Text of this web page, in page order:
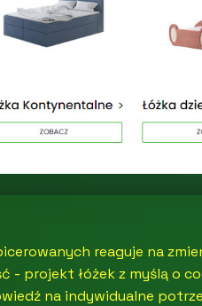
reaguje na
- projekt łóżek z myślą o
na indywidualne